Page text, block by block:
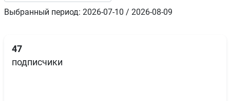
Выбранный период: 2026-07-10 / 2026-08-09
47
подписчики